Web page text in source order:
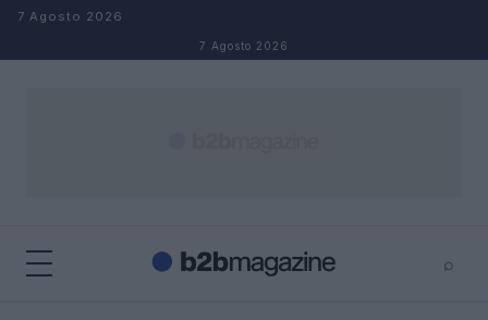
Salta al contenuto
7 Agosto 2026
7 Agosto 2026
⌕